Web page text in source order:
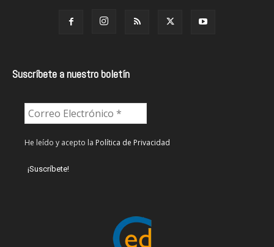
Suscríbete a nuestro boletín
He leído y acepto la Política de Privacidad